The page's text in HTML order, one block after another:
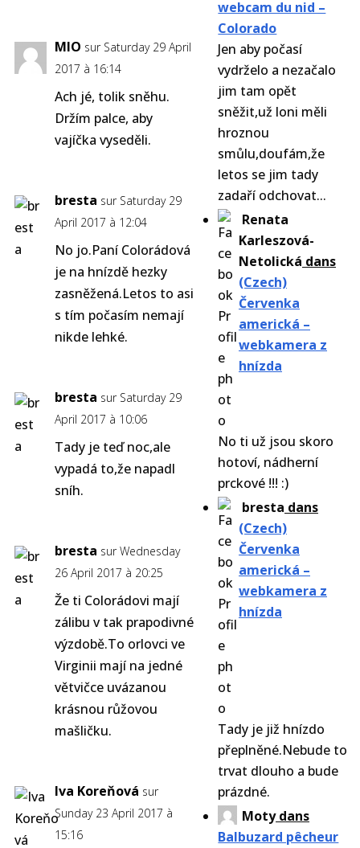
webcam du nid –
Colorado
Jen aby počasí
vydrželo a nezačalo
jim tam opět
sněžit,už loni měli
hroznou
smůlu,doufám,že
letos se jim tady
zadaří odchovat...
Renata
Karleszová-
Netolická dans
(Czech)
Červenka
americká –
webkamera z
hnízda
No ti už jsou skoro
hotoví, nádherní
prckové !!! :)
bresta dans
(Czech)
Červenka
americká –
webkamera z
hnízda
Tady je již hnízdo
přeplněné.Nebude to
trvat dlouho a bude
prázdné.
Motydans
Balbuzard pêcheur
MIO sur Saturday 29 April
2017 à 16:14
Ach jé, tolik sněhu.
Držím palce, aby
vajíčka vyseděli.
bresta sur Saturday 29
April 2017 à 12:04
No jo.Paní Colorádová
je na hnízdě hezky
zasněžená.Letos to asi
s tím počasím nemají
nikde lehké.
bresta sur Saturday 29
April 2017 à 10:06
Tady je teď noc,ale
vypadá to,že napadl
sníh.
bresta sur Wednesday
26 April 2017 à 20:25
Že ti Colorádovi mají
zálibu v tak prapodivné
výzdobě.To orlovci ve
Virginii mají na jedné
větvičce uvázanou
krásnou růžovou
mašličku.
Iva Koreňová sur
Sunday 23 April 2017 à
15:16